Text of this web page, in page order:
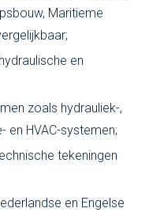
Maritieme
en
zoals hydrauliek-,
en HVAC-systemen;
tekeningen
en Engelse